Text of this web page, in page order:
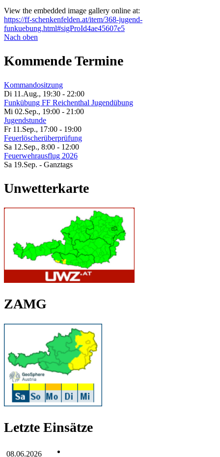
View the embedded image gallery online at:
https://ff-schenkenfelden.at/item/368-jugend-
funkuebung.html#sigProId4ae45607e5
Nach oben
Kommende Termine
Kommandositzung
Di 11.Aug., 19:30 - 22:00
Funkübung FF Reichenthal Jugendübung
Mi 02.Sep., 19:00 - 21:00
Jugendstunde
Fr 11.Sep., 17:00 - 19:00
Feuerlöscherüberprüfung
Sa 12.Sep., 8:00 - 12:00
Feuerwehrausflug 2026
Sa 19.Sep. - Ganztags
Unwetterkarte
ZAMG
Letzte Einsätze
08.06.2026